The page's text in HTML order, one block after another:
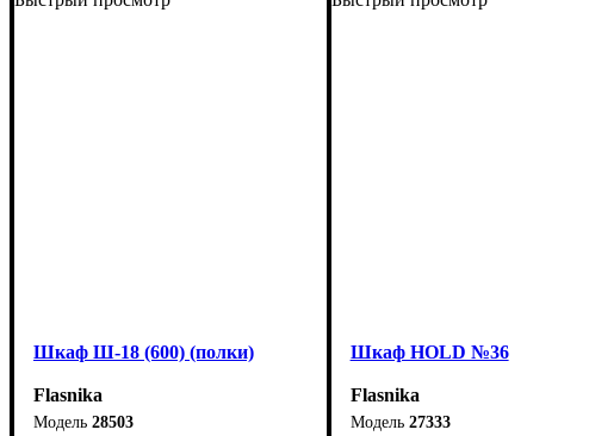
Шкаф Ш-18 (600) (полки)
Flasnika
28503
Шкаф НOLD №36
Flasnika
27333